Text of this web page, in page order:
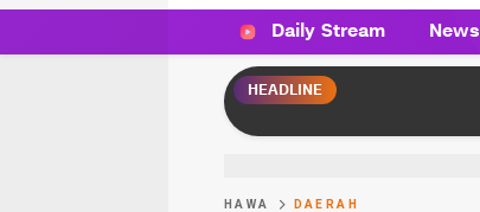
HAWA
Haluan Wanita Indonesia
Daily Stream News
HEADLINE
HAWA DAERAH